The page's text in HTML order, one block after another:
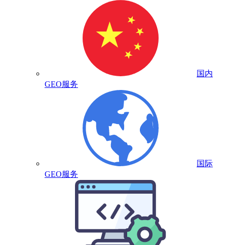
国内
GEO服务
国际
GEO服务